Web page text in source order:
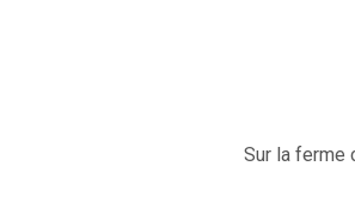
Sur la ferme